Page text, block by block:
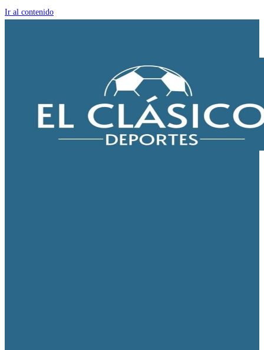
Ir al contenido